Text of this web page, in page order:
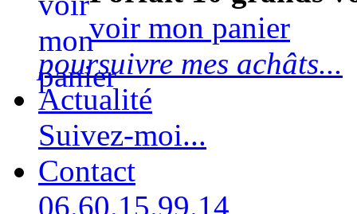
voir mon panier
poursuivre mes achâts...
Actualité
Suivez-moi...
Contact
06.60.15.99.14